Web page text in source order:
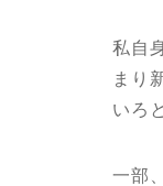
私自
まり
いろ
一部